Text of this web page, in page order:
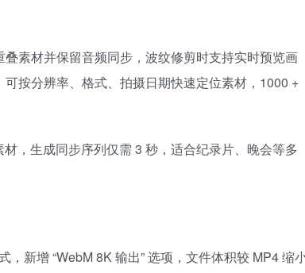
素材并保留音频同步，波纹修剪时支持实时预览画
按分辨率、格式、拍摄日期快速定位素材，1000 +
，生成同步序列仅需 3 秒，适合纪录片、晚会等多
新增 “WebM 8K 输出” 选项，文件体积较 MP4 缩